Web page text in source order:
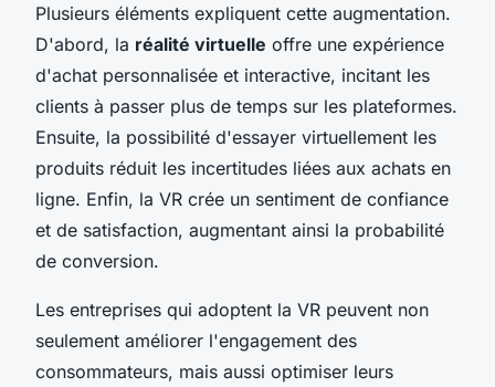
Plusieurs éléments expliquent cette augmentation.
D'abord, la réalité virtuelle offre une expérience
d'achat personnalisée et interactive, incitant les
clients à passer plus de temps sur les plateformes.
Ensuite, la possibilité d'essayer virtuellement les
produits réduit les incertitudes liées aux achats en
ligne. Enfin, la VR crée un sentiment de confiance
et de satisfaction, augmentant ainsi la probabilité
de conversion.
Les entreprises qui adoptent la VR peuvent non
seulement améliorer l'engagement des
consommateurs, mais aussi optimiser leurs